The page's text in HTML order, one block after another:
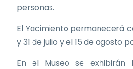
personas.
El Yacimiento permanecerá
y 31 de julio y el 15 de agosto
En el Museo se exhibirán